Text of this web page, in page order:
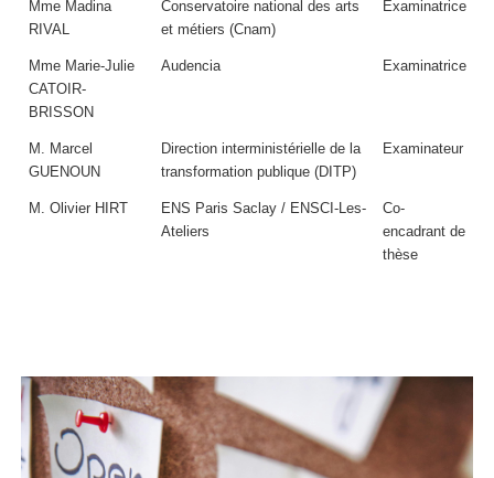
Mme Madina
RIVAL
Conservatoire national des arts
et métiers (Cnam)
Examinatrice
Mme Marie-Julie
CATOIR-
BRISSON
Audencia Examinatrice
M. Marcel
GUENOUN
Direction interministérielle de la
transformation publique (DITP)
Examinateur
M. Olivier HIRT
ENS Paris Saclay / ENSCI-Les-
Ateliers
Co-
encadrant de
thèse